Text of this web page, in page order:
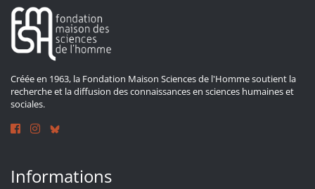
Créée en 1963, la Fondation Maison Sciences de l'Homme soutient la
recherche et la diffusion des connaissances en sciences humaines et
sociales.
Informations